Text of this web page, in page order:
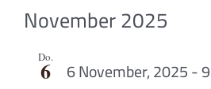
November 2025
Do.
6 6 November, 2025-